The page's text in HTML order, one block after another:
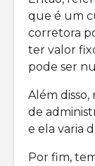
que é um
corretora
ter valor
pode ser
Além
de
e ela varia
Por fim,